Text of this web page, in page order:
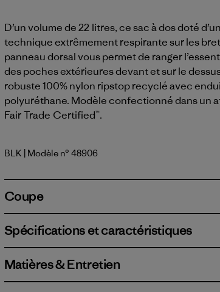
D’un volume de 22 litres, ce sac à dos doté
technique extrêmement respirante sur les
panneau dorsal vous permet de ranger
des poches extérieures devant et sur le
robuste 100% nylon ripstop recyclé avec
polyuréthane. Modèle confectionné dans un
Fair Trade Certified™.
Black
BLK | Modèle n° 48906
Coupe
Spécifications et caractéristiques
Matières & Entretien